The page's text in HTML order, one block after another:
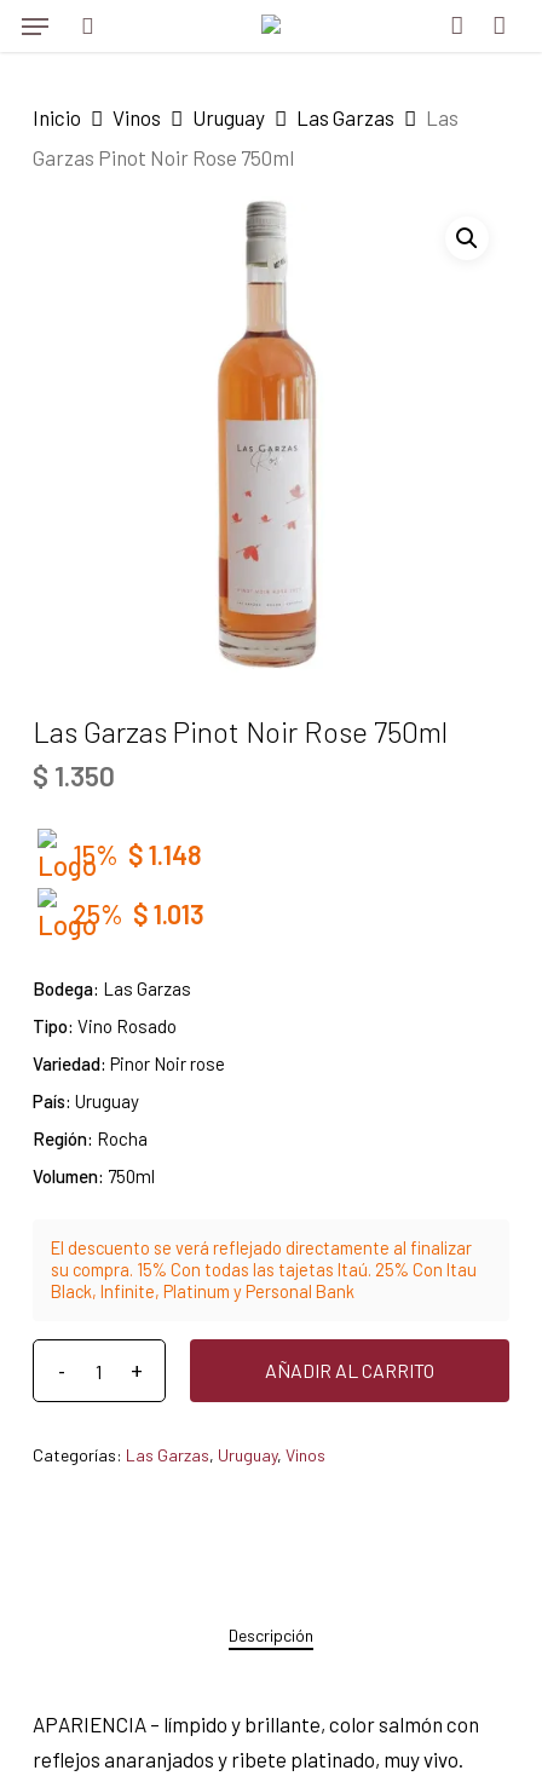
Skip
content
Menu
Inicio Vinos Uruguay Las Garzas
Las
Garzas Pinot Noir Rose 750ml
Las Garzas Pinot Noir Rose 750ml
$ 1.350
15% $1.148
25% $1.013
Bodega: Las Garzas
Tipo: Vino Rosado
Variedad: Pinor Noir rose
País: Uruguay
Región: Rocha
Volumen: 750ml
El descuento se verá reflejado directamente al finalizar
su compra. 15% Con todas las tajetas Itaú. 25% Con Itau
Black, Infinite, Platinum y Personal Bank
AÑADIR AL CARRITO
Categorías: Las Garzas, Uruguay, Vinos
Descripción
APARIENCIA – límpido y brillante, color salmón con
reflejos anaranjados y ribete platinado, muy vivo.
Menu